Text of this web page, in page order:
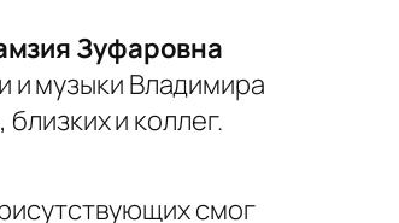
Зуфаровна
и музыки Владимира
и коллег.
смог